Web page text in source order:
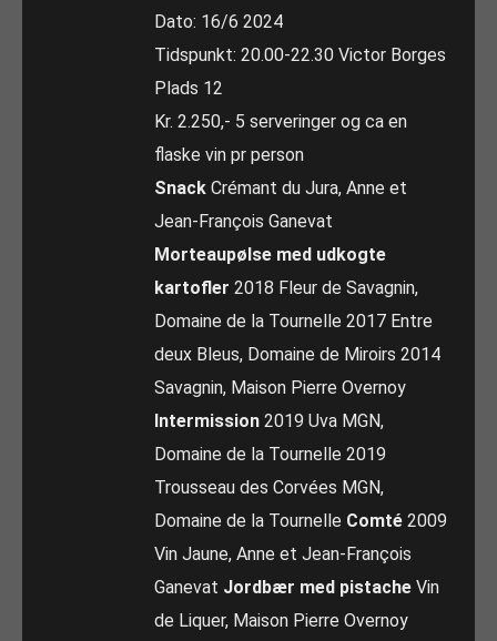
Dato: 16/6 2024
Tidspunkt: 20.00-22.30 Victor Borges
Plads 12
Kr. 2.250,- 5 serveringer og ca en
flaske vin pr person
SnackCrémant du Jura, Anne et
Jean-François Ganevat
Morteaupølse med udkogte
kartofler 2018 Fleur de Savagnin,
Domaine de la Tournelle 2017 Entre
deux Bleus, Domaine de Miroirs 2014
Savagnin, Maison Pierre Overnoy
Intermission 2019 Uva MGN,
Domaine de la Tournelle 2019
Trousseau des Corvées MGN,
Domaine de la Tournelle Comté 2009
Vin Jaune, Anne et Jean-François
Ganevat Jordbær med pistache Vin
de Liquer, Maison Pierre Overnoy